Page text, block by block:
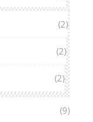
(2)
(2)
(2)
(9)